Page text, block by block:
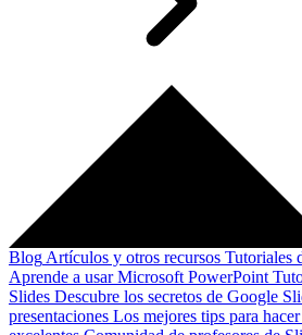
Blog Artículos y otros recursos Tutoriales
Aprende a usar Microsoft PowerPoint
Slides Descubre los secretos de Google
presentaciones Los mejores tips para